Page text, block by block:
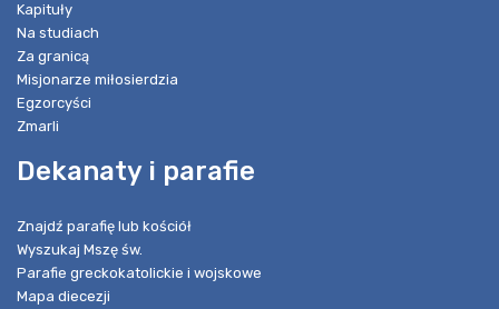
Kapituły
Na studiach
Za granicą
Misjonarze miłosierdzia
Egzorcyści
Zmarli
Dekanaty i parafie
Znajdź parafię lub kościół
Wyszukaj Mszę św.
Parafie greckokatolickie i wojskowe
Mapa diecezji